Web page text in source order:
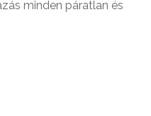
minden páratlan és